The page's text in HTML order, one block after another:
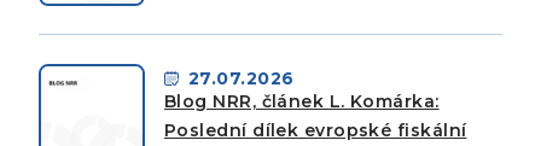
27.07.2026
Blog NRR, článek L. Komárka:
Poslední dílek evropské fiskální